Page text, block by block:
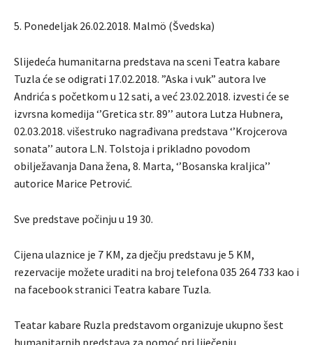
5. Ponedeljak 26.02.2018. Malmö (Švedska)
Slijedeća humanitarna predstava na sceni Teatra kabare
Tuzla će se odigrati 17.02.2018. ”Aska i vuk” autora Ive
Andrića s početkom u 12 sati, a već 23.02.2018. izvesti će se
izvrsna komedija ‘’Gretica str. 89’’ autora Lutza Hubnera,
02.03.2018. višestruko nagrađivana predstava ‘’Krojcerova
sonata’’ autora L.N. Tolstoja i prikladno povodom
obilježavanja Dana žena, 8. Marta, ‘’Bosanska kraljica’’
autorice Marice Petrović.
Sve predstave počinju u 19 30.
Cijena ulaznice je 7 KM, za dječju predstavu je 5 KM,
rezervacije možete uraditi na broj telefona 035 264 733 kao i
na facebook stranici Teatra kabare Tuzla.
Teatar kabare Ruzla predstavom organizuje ukupno šest